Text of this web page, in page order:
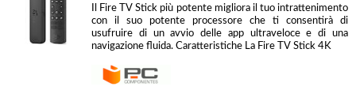
Il Fire TV Stick più potente migliora il tuo intrattenimento
con il suo potente processore che ti consentirà di
usufruire di un avvio delle app ultraveloce e di una
navigazione fluida. Caratteristiche La Fire TV Stick 4K